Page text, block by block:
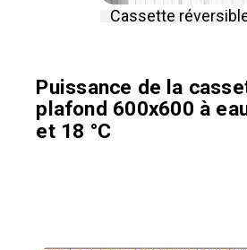
Cassette
Puissance de la
plafond 600x600 à
et 18 °C